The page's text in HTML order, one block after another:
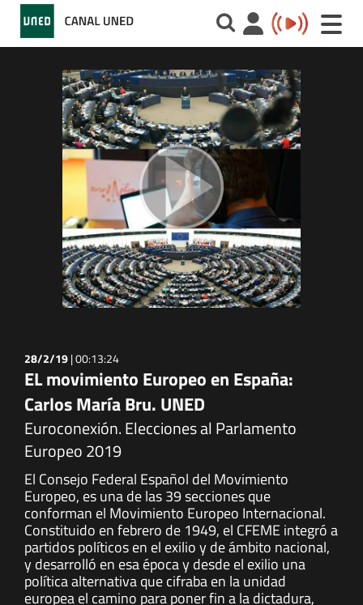
Toggle
28/2/19|00:13:24
EL movimiento Europeo en España:
Carlos María Bru. UNED
Euroconexión. Elecciones al Parlamento
Europeo 2019
El Consejo Federal Español del Movimiento
Europeo, es una de las 39 secciones que
conforman el Movimiento Europeo Internacional.
Constituido en febrero de 1949, el CFEME integró a
partidos políticos en el exilio y de ámbito nacional,
y desarrolló en esa época y desde el exilio una
política alternativa que cifraba en la unidad
europea el camino para poner fin a la dictadura,